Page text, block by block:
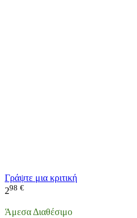
Γράψτε μια κριτική
298 €
Άμεσα Διαθέσιμο